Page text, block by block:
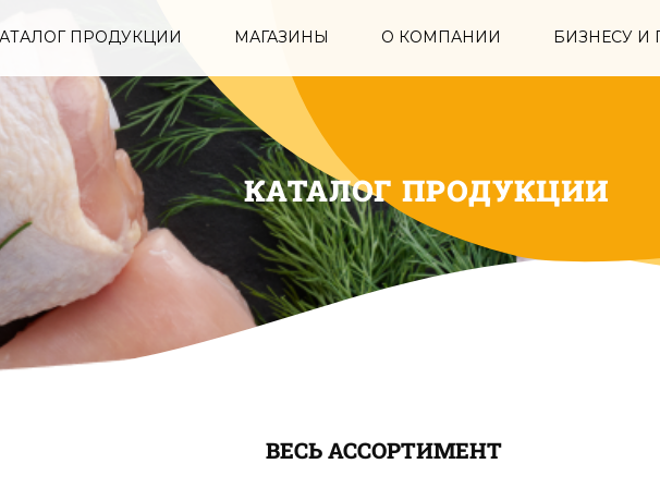
ПРОДУКЦИИ МАГАЗИНЫ О КОМПАНИИ БИЗНЕСУ И
КАТАЛОГ ПРОДУКЦИИ
ВЕСЬ АССОРТИМЕНТ